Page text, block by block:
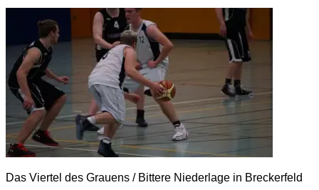
Das Viertel des Grauens / Bittere Niederlage in Breckerfeld